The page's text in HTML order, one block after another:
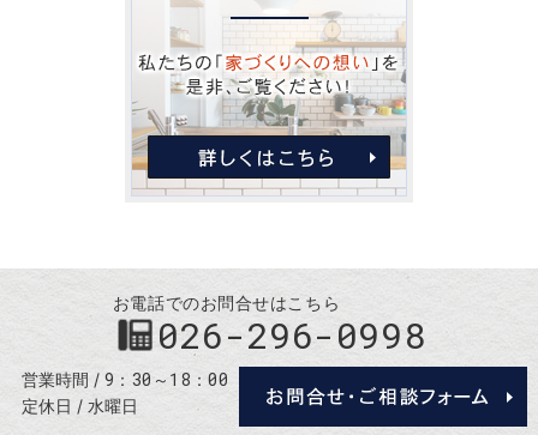
お電話でのお問合せはこちら
026-296-0998
営業時間 9：30～18：00
定休日 水曜日